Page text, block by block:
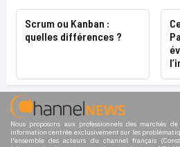
Scrum ou Kanban :
quelles différences ?
Nous proposons aux professionnels des marchés
information centrée exclusivement sur les
l'ensemble des acteurs du channel français